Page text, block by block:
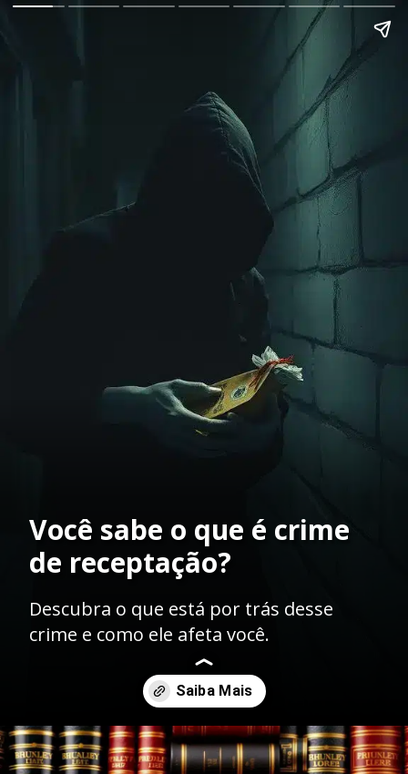
Você sabe o que é crime
de receptação?
Descubra o que está por trás desse
crime e como ele afeta você.
Opening https://ademilsoncs.adv.br/